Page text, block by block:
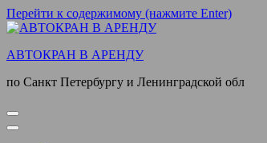
Перейти к содержимому (нажмите Enter)
АВТОКРАН В АРЕНДУ
по Санкт Петербургу и Ленинградской обл